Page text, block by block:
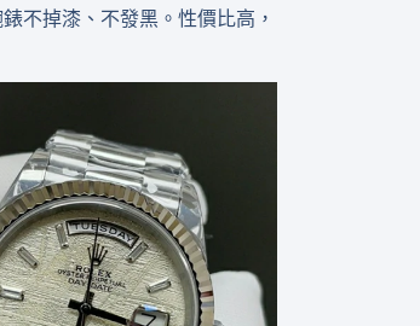
掉漆、不發黑。性價比高，